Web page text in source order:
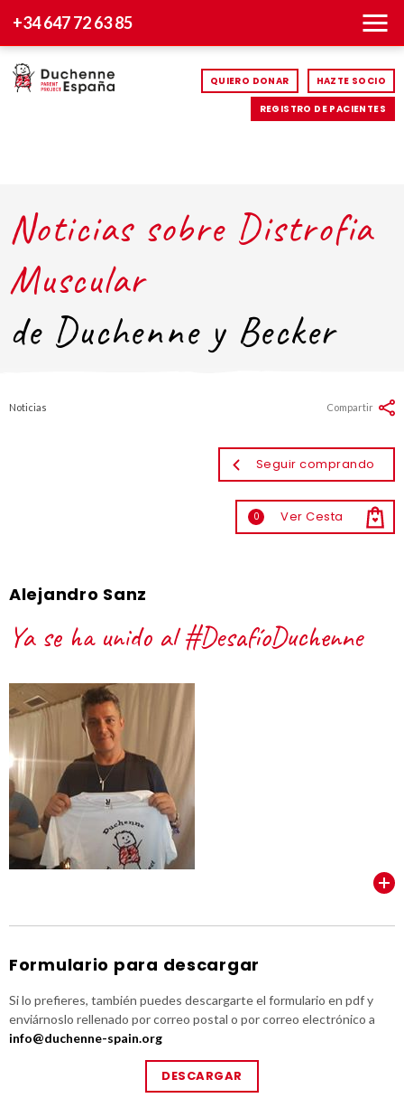
+34 647 72 63 85
QUIERO DONAR HAZTE SOCIO
REGISTRO DE PACIENTES
Noticias sobre Distrofia
Muscular
de Duchenne y Becker
Noticias
Seguir comprando
0 Ver Cesta
Compartir
Alejandro Sanz
Ya se ha unido al #DesafíoDuchenne
Formulario para descargar
Si lo prefieres, también puedes descargarte el formulario en pdf y
enviárnoslo rellenado por correo postal o por correo electrónico a
info@duchenne-spain.org
DESCARGAR